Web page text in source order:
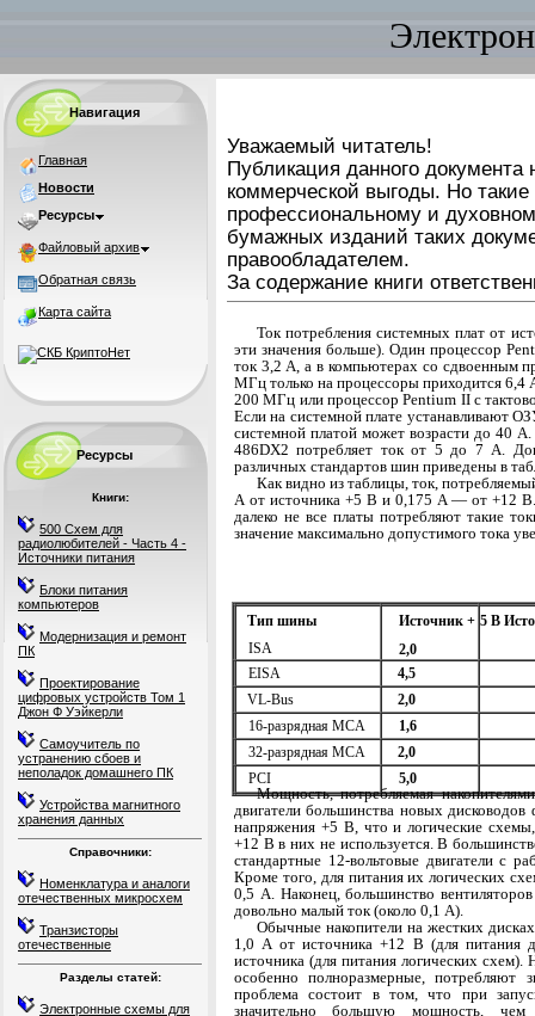
Навигация
Главная
Новости
Ресурсы
Файловый архив
Обратная связь
Карта сайта
Ресурсы
Книги:
500 Схем для
радиолюбителей - Часть 4 -
Источники питания
Блоки питания
компьютеров
Модернизация и ремонт
ПК
Проектирование
цифровых устройств Том 1
Джон Ф Уэйкерли
Самоучитель по
устранению сбоев и
неполадок домашнего ПК
Устройства магнитного
хранения данных
Справочники:
Номенклатура и аналоги
отечественных микросхем
Транзисторы
отечественные
Разделы статей:
Электронные схемы для
Уважаемый читатель!
Публикация данного документа
коммерческой выгоды. Но
профессиональному и
бумажных изданий таких
правообладателем.
За содержание книги
Ток потребления системных плат от
эти значения больше). Один процессор
ток 3,2 А, а в компьютерах со сдвоенным
МГц только на процессоры приходится 6,4
200 МГц или процессор Pentium II с
Если на систем­ной плате устанавливают
системной платой может возрасти до 40
486DX2 потребляет ток от 5 до 7 А.
различных стандартов шин приведены в
Как видно из таблицы, ток,
А от источника +5 В и 0,175 А — от +12 В.
далеко не все платы потребляют такие
значение мак­симально допустимого тока
Тип шины
ISA
Источник +
2,0
5 В
EISA
4,5
VL-Bus
2,0
16-разрядная MCA
1,6
32-разрядная MCA
2,0
PCI
5,0
Мощность, потребляемая
двигателибольшинства новых
напряжения +5 В, что и логические
+12 В в них не использует­ся. В
стандартные 12-вольтовые дви­гатели с
Кроме того, для питания их логических
0,5 А. Наконец, большинство
довольно малый ток (около 0,1 А).
Обычные накопители на жестких
1,0 А от источника +12 В (для питания
источника (для питания логических
особенно пол­норазмерные,
проблема состоит в том, что при
значительно большую мощ­ность,